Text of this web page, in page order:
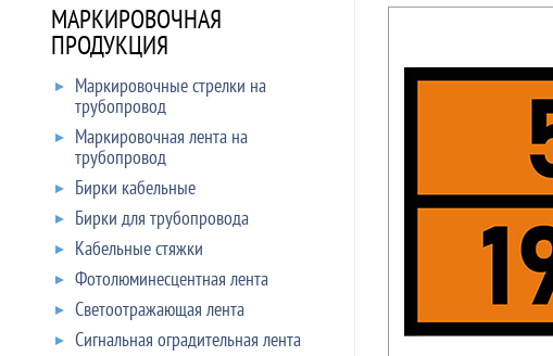
МАРКИРОВОЧНАЯ
ПРОДУКЦИЯ
Маркировочные стрелки на
трубопровод
Маркировочная лента на
трубопровод
Бирки кабельные
Бирки для трубопровода
Кабельные стяжки
Фотолюминесцентная лента
Светоотражающая лента
Сигнальная оградительная лента